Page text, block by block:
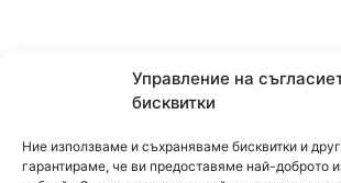
Управление на
бисквитки
Ние използваме и съхраняваме бисквитки и
гарантираме, че ви предоставяме най-доброто